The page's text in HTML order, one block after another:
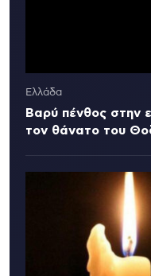
Ελλάδα
Βαρύ πένθος στην
τον θάνατο του